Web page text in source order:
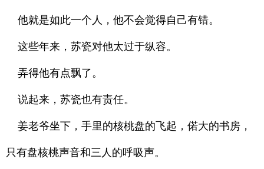
他就是如此一个人，他不会觉得自己有错。
这些年来，苏瓷对他太过于纵容。
弄得他有点飘了。
说起来，苏瓷也有责任。
姜老爷坐下，手里的核桃盘的飞起，偌大的书房，
只有盘核桃声音和三人的呼吸声。